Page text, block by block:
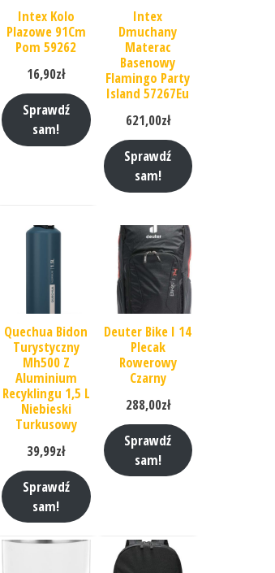
Intex Kolo
Plazowe 91Cm
Pom 59262
16,90zł
Sprawdź
sam!
Intex
Dmuchany
Materac
Basenowy
Flamingo Party
Island 57267Eu
621,00zł
Sprawdź
sam!
Quechua Bidon
Turystyczny
Mh500 Z
Aluminium
Recyklingu 1,5 L
Niebieski
Turkusowy
39,99zł
Sprawdź
sam!
Deuter Bike I 14
Plecak
Rowerowy
Czarny
288,00zł
Sprawdź
sam!